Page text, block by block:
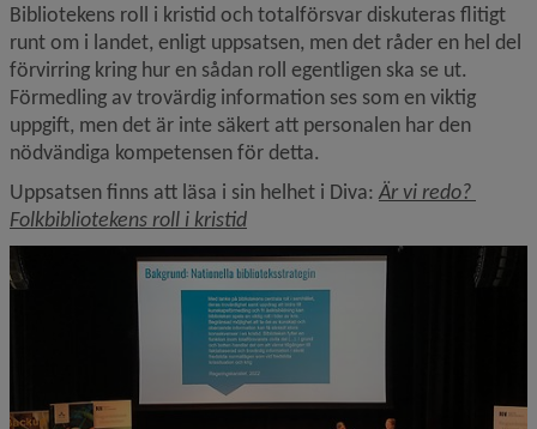
Bibliotekens roll i kristid och totalförsvar diskuteras flitigt
runt om i landet, enligt uppsatsen, men det råder en hel del
förvirring kring hur en sådan roll egentligen ska se ut.
Förmedling av trovärdig information ses som en viktig
uppgift, men det är inte säkert att personalen har den
nödvändiga kompetensen för detta.
Uppsatsen finns att läsa i sin helhet i Diva: Är vi redo?
Folkbibliotekens roll i kristidLänk till annan webbplats,